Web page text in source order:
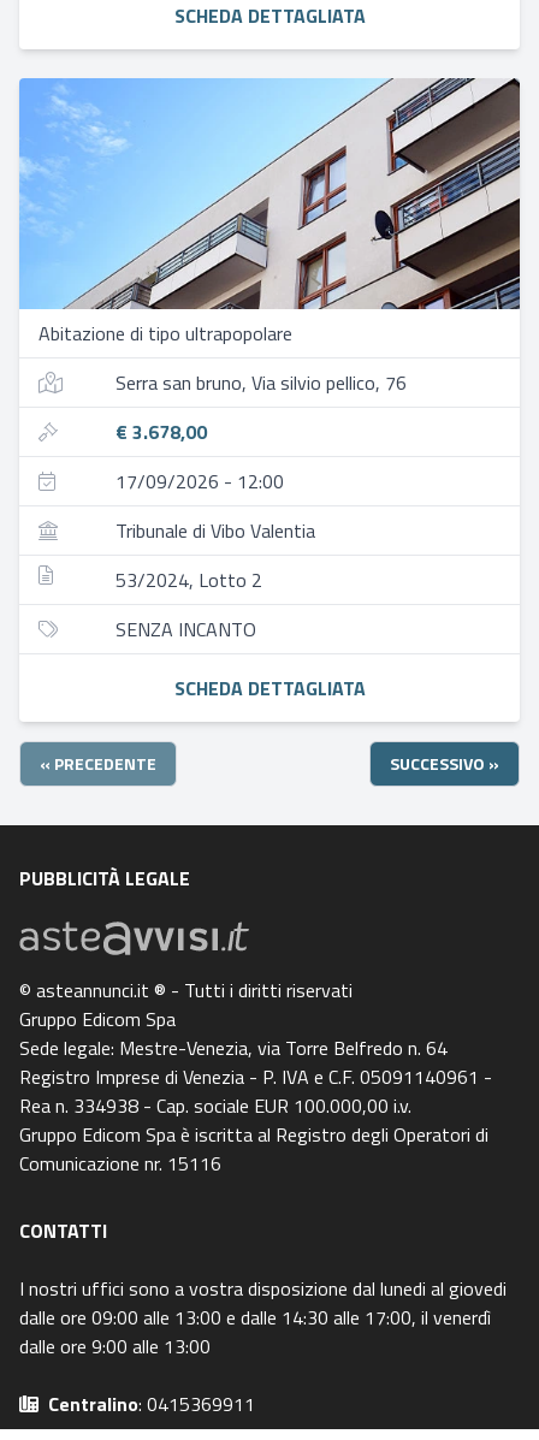
SCHEDA DETTAGLIATA
Abitazione di tipo ultrapopolare
Serra san bruno, Via silvio pellico, 76
€ 3.678,00
17/09/2026 - 12:00
Tribunale di Vibo Valentia
53/2024, Lotto 2
SENZA INCANTO
SCHEDA DETTAGLIATA
« PRECEDENTE SUCCESSIVO »
PUBBLICITÀ LEGALE
© asteannunci.it ® - Tutti i diritti riservati
Gruppo Edicom Spa
Sede legale: Mestre-Venezia, via Torre Belfredo n. 64
Registro Imprese di Venezia - P. IVA e C.F. 05091140961 -
Rea n. 334938 - Cap. sociale EUR 100.000,00 i.v.
Gruppo Edicom Spa è iscritta al Registro degli Operatori di
Comunicazione nr. 15116
CONTATTI
I nostri uffici sono a vostra disposizione dal lunedi al giovedi
dalle ore 09:00 alle 13:00 e dalle 14:30 alle 17:00, il venerdì
dalle ore 9:00 alle 13:00
Centralino: 0415369911